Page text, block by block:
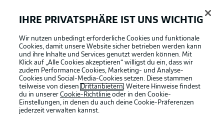
IHRE PRIVATSPHÄRE IST UNS WICHTIG
Wir nutzen unbedingt erforderliche Cookies und funktionale
Cookies, damit unsere Website sicher betrieben werden kann
und ihre Inhalte und Services genutzt werden können. Mit
Klick auf „Alle Cookies akzeptieren“ willigst du ein, dass wir
zudem Performance Cookies, Marketing- und Analyse-
Cookies und Social-Media-Cookies setzen. Diese stammen
teilweise von diesen Drittanbietern. Weitere Hinweise findest
du in unsererCookie-Richtlinie oder in den Cookie-
Einstellungen, in denen du auch deine Cookie-Präferenzen
jederzeit verwalten kannst.